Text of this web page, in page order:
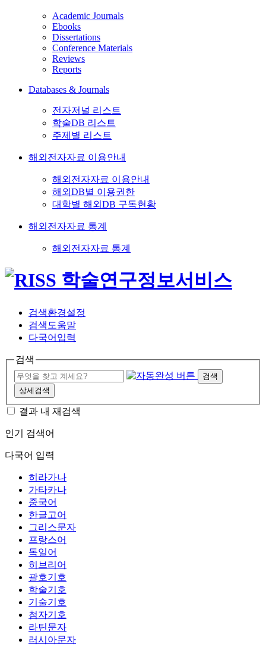
Academic Journals
Ebooks
Dissertations
Conference Materials
Reviews
Reports
Databases & Journals
전자저널 리스트
학술DB 리스트
주제별 리스트
해외전자자료 이용안내
해외전자자료 이용안내
해외DB별 이용권한
대학별 해외DB 구독현황
해외전자자료 통계
해외전자자료 통계
검색환경설정
검색도움말
다국어입력
검색
검색
상세검색
결과 내 재검색
인기 검색어
다국어 입력
히라가나
가타카나
중국어
한글고어
그리스문자
프랑스어
독일어
히브리어
괄호기호
학술기호
기술기호
첨자기호
라틴문자
러시아문자